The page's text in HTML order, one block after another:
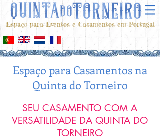
Espaço para Eventos e Casamentos em Portugal
Espaço para Casamentos na
Quinta do Torneiro
SEU CASAMENTO COM A
VERSATILIDADE DA QUINTA DO
TORNEIRO